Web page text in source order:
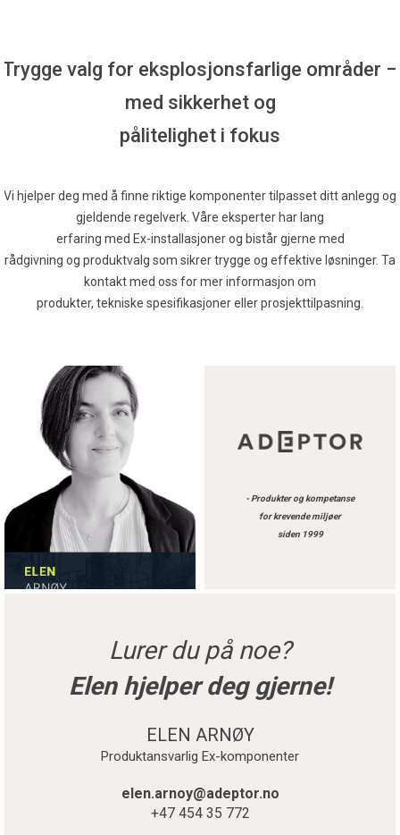
Trygge valg for eksplosjonsfarlige områder –
med sikkerhet og
pålitelighet i fokus
Vi hjelper deg med å finne riktige komponenter tilpasset ditt anlegg og
gjeldende regelverk. Våre eksperter har lang
erfaring med Ex-installasjoner og bistår gjerne med
rådgivning og produktvalg som sikrer trygge og effektive løsninger. Ta
kontakt med oss for mer informasjon om
produkter, tekniske spesifikasjoner eller prosjekttilpasning.
- Produkter og kompetanse
for krevende miljøer
siden 1999
Lurer du på noe?
Elen hjelper deg gjerne!
ELEN ARNØY
Produktansvarlig Ex-komponenter
elen.arnoy@adeptor.no
+47 454 35 772